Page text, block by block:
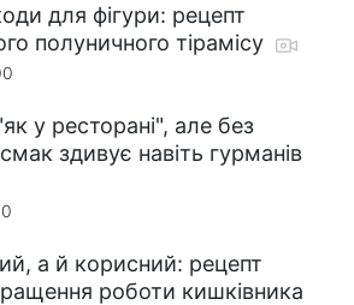
для фігури: рецепт
полуничного тірамісу
у ресторані", але без
здивує навіть гурманів
а й корисний: рецепт
роботи кишківника